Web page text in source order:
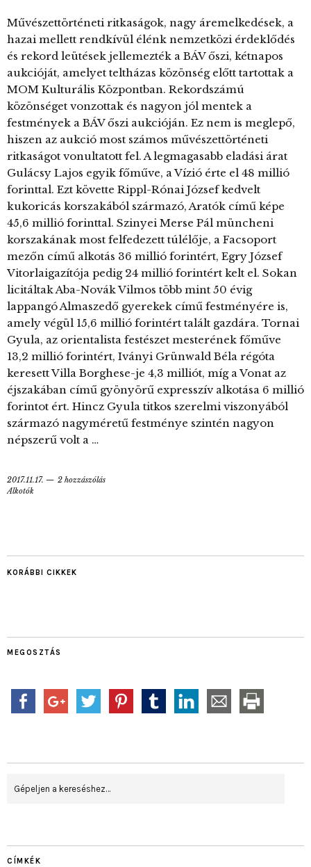
Művészettörténeti ritkaságok, nagy áremelkedések, a
hazai mellett rendkívül élénk nemzetközi érdeklődés
és rekord leütések jellemezték a BÁV őszi, kétnapos
aukcióját, amelyet teltházas közönség előtt tartottak a
MOM Kulturális Központban. Rekordszámú
közönséget vonzottak és nagyon jól mentek a
festmények a BÁV őszi aukcióján. Ez nem is meglepő,
hiszen az aukció most számos művészettörténeti
ritkaságot vonultatott fel. A legmagasabb eladási árat
Gulácsy Lajos egyik főműve, a Vízió érte el 48 millió
forinttal. Ezt követte Rippl-Rónai József kedvelt
kukoricás korszakából származó, Aratók című képe
45,6 millió forinttal. Szinyei Merse Pál müncheni
korszakának most felfedezett túlélője, a Facsoport
mezőn című alkotás 36 millió forintért, Egry József
Vitorlaigazítója pedig 24 millió forintért kelt el. Sokan
licitáltak Aba-Novák Vilmos több mint 50 évig
lappangó Almaszedő gyerekek című festményére is,
amely végül 15,6 millió forintért talált gazdára. Tornai
Gyula, az orientalista festészet mesterének főműve
13,2 millió forintért, Iványi Grünwald Béla régóta
keresett Villa Borghese-je 4,3 milliót, míg a Vonat az
éjszakában című gyönyörű expresszív alkotása 6 millió
forintot ért. Hincz Gyula titkos szerelmi viszonyából
származó nagyméretű festménye szintén nagyon
népszerű volt a …
2017.11.17.
2 hozzászólás
Alkotók
KORÁBBI CIKKEK
MEGOSZTÁS
CÍMKÉK